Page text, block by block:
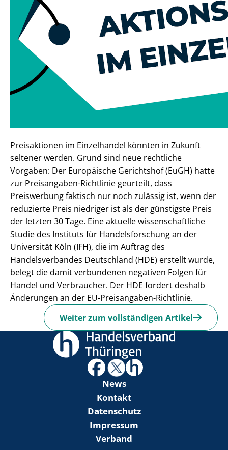
Preisaktionen im Einzelhandel könnten in Zukunft
seltener werden. Grund sind neue rechtliche
Vorgaben: Der Europäische Gerichtshof (EuGH) hatte
zur Preisangaben-Richtlinie geurteilt, dass
Preiswerbung faktisch nur noch zulässig ist, wenn der
reduzierte Preis niedriger ist als der günstigste Preis
der letzten 30 Tage. Eine aktuelle wissenschaftliche
Studie des Instituts für Handelsforschung an der
Universität Köln (IFH), die im Auftrag des
Handelsverbandes Deutschland (HDE) erstellt wurde,
belegt die damit verbundenen negativen Folgen für
Handel und Verbraucher. Der HDE fordert deshalb
Änderungen an der EU-Preisangaben-Richtlinie.
Weiter zum vollständigen Artikel
News
Kontakt
Datenschutz
Impressum
Verband